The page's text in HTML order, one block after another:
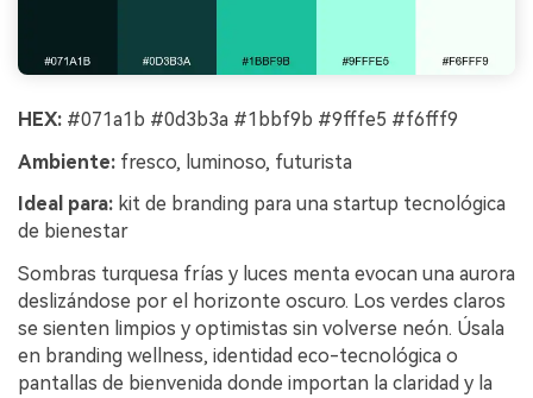
HEX: #071a1b #0d3b3a #1bbf9b #9fffe5 #f6fff9
Ambiente: fresco, luminoso, futurista
Ideal para: kit de branding para una startup tecnológica
de bienestar
Sombras turquesa frías y luces menta evocan una aurora
deslizándose por el horizonte oscuro. Los verdes claros
se sienten limpios y optimistas sin volverse neón. Úsala
en branding wellness, identidad eco-tecnológica o
pantallas de bienvenida donde importan la claridad y la